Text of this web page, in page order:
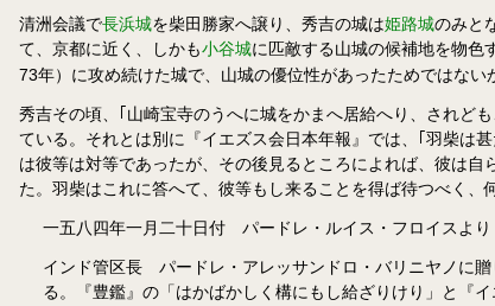
清洲会議で長浜城を柴田勝家へ譲り、秀吉の城は姫路城のみと
て、京都に近く、しかも小谷城に匹敵する山城の候補地を物色
73年）に攻め続けた城で、山城の優位性があったためではない
秀吉その頃、｢山崎宝寺のうへに城をかまへ居給へり、されど
ている。それとは別に『イエズス会日本年報』では、｢羽柴は
は彼等は対等であったが、その後見るところによれば、彼は
た。羽柴はこれに答へて、彼等もし来ることを得ば待つべく
一五八四年一月二十日付 パードレ・ルイス・フロイスより
インド管区長 パードレ・アレッサンドロ・バリニヤノに
る。『豊鑑』の「はかばかしく構にもし給ざりけり」と『